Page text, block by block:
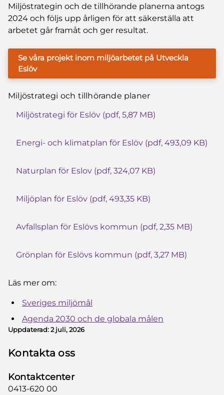
Miljöstrategin och de tillhörande planerna antogs
2024 och följs upp årligen för att säkerställa att
arbetet går framåt och ger resultat.
Se våra projekt inom miljöarbetet på Utveckla
Eslöv
Miljöstrategi och tillhörande planer
Miljöstrategi för Eslöv (pdf, 5,87 MB)
Energi- och klimatplan för Eslöv (pdf, 493,09 KB)
Naturplan för Eslov (pdf, 324,07 KB)
Miljöplan för Eslöv (pdf, 493,35 KB)
Avfallsplan för Eslövs kommun (pdf, 2,35 MB)
Grönplan för Eslövs kommun (pdf, 3,27 MB)
Läs mer om:
Sveriges miljömål
Agenda 2030 och de globala målen
Uppdaterad:2 juli, 2026
Kontakta oss
Kontaktcenter
0413-620 00